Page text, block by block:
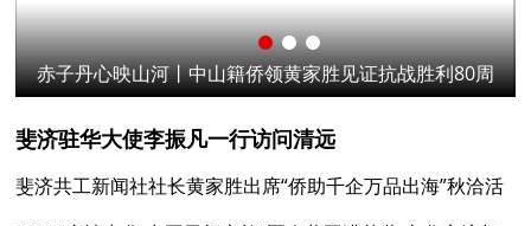
赤子丹心映山河丨中山籍侨领黄家胜见证抗战胜利80周
斐济驻华大使李振凡一行访问清远
斐济共工新闻社社长黄家胜出席“侨助千企万品出海”秋洽活